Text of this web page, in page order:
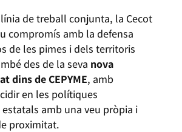
de treball conjunta, la Cecot
compromís amb la defensa
de les pimes i dels territoris
des de la seva nova
dins de CEPYME, amb
en les polítiques
amb una veu pròpia i
proximitat.